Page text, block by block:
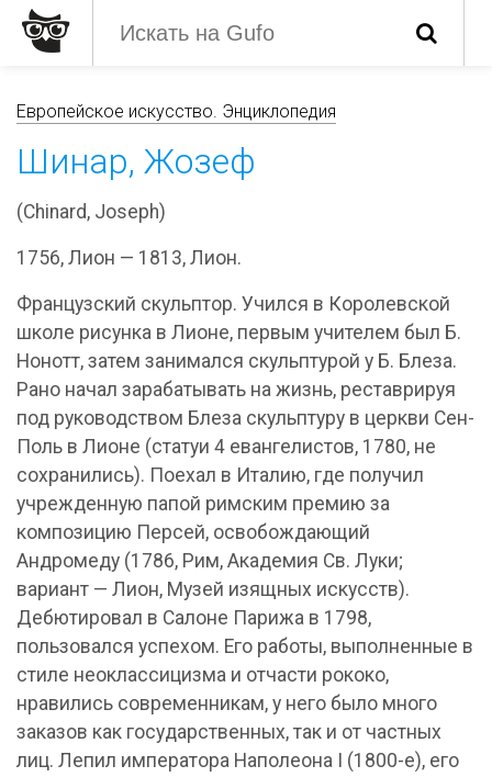
Европейское искусство. Энциклопедия
Шинар, Жозеф
(Chinard, Joseph)
1756, Лион — 1813, Лион.
Французский скульптор. Учился в Королевской
школе рисунка в Лионе, первым учителем был Б.
Нонотт, затем занимался скульптурой у Б. Блеза.
Рано начал зарабатывать на жизнь, реставрируя
под руководством Блеза скульптуру в церкви Сен-
Поль в Лионе (статуи 4 евангелистов, 1780, не
сохранились). Поехал в Италию, где получил
учрежденную папой римским премию за
композицию Персей, освобождающий
Андромеду (1786, Рим, Академия Св. Луки;
вариант — Лион, Музей изящных искусств).
Дебютировал в Салоне Парижа в 1798,
пользовался успехом. Его работы, выполненные в
стиле неоклассицизма и отчасти рококо,
нравились современникам, у него было много
заказов как государственных, так и от частных
лиц. Лепил императора Наполеона I (1800-е), его